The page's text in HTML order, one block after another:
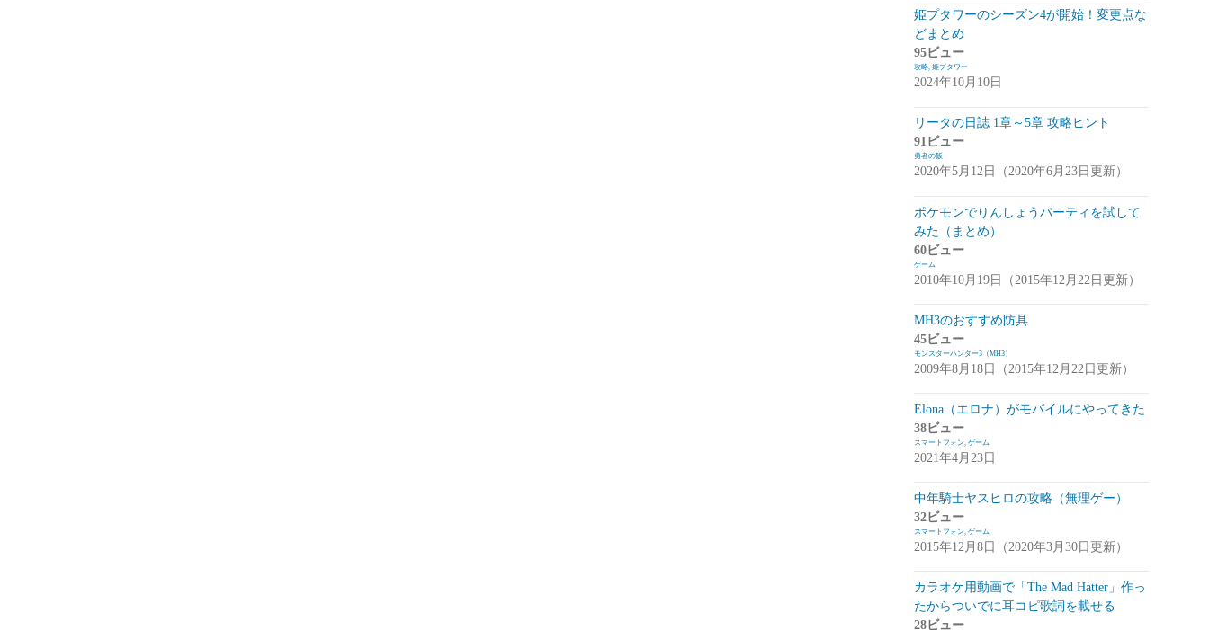
勇者の飯 (14)
ボーダーブレイク
アスタータタリクス(アスタタ)
イベント事前情報(16)
攻略情報
サクライグノラムス(サクムス)(2)
アプデ・イベント情報
雑談(1)
メビウスファイナルファンタジー(メビウ
スFF) (157)
ジョブステータス
カオスの魔窟
テイルズウィーバー：SecondRun(TWSR)
(10)
雑談
姫プタワーのシーズン4が開始！変更点な
どまとめ
95ビュー
攻略, 姫プタワー
2024年10月10日
リータの日誌 1章～5章 攻略ヒント
91ビュー
勇者の飯
2020年5月12日（2020年6月23日更新）
ポケモンでりんしょうパーティを試して
みた（まとめ）
60ビュー
ゲーム
2010年10月19日（2015年12月22日更新）
MH3のおすすめ防具
45ビュー
モンスターハンター3（MH3）
2009年8月18日（2015年12月22日更新）
Elona（エロナ）がモバイルにやってきた
38ビュー
スマートフォン, ゲーム
2021年4月23日
中年騎士ヤスヒロの攻略（無理ゲー）
32ビュー
スマートフォン, ゲーム
2015年12月8日（2020年3月30日更新）
カラオケ用動画で「The Mad Hatter」作っ
たからついでに耳コピ歌詞を載せる
28ビュー